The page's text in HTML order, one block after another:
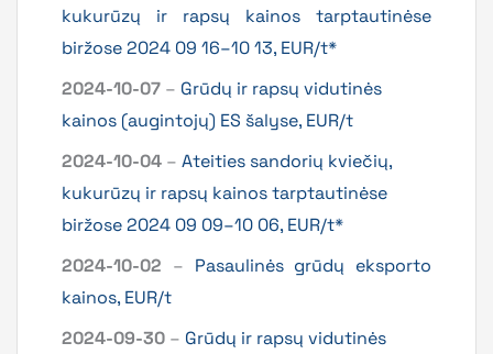
kukurūzų ir rapsų kainos tarptautinėse
biržose 2024 09 16–10 13, EUR/t*
2024-10-07 – Grūdų ir rapsų vidutinės
kainos (augintojų) ES šalyse, EUR/t
2024-10-04 – Ateities sandorių kviečių,
kukurūzų ir rapsų kainos tarptautinėse
biržose 2024 09 09–10 06, EUR/t*
2024-10-02 – Pasaulinės grūdų eksporto
kainos, EUR/t
2024-09-30 – Grūdų ir rapsų vidutinės